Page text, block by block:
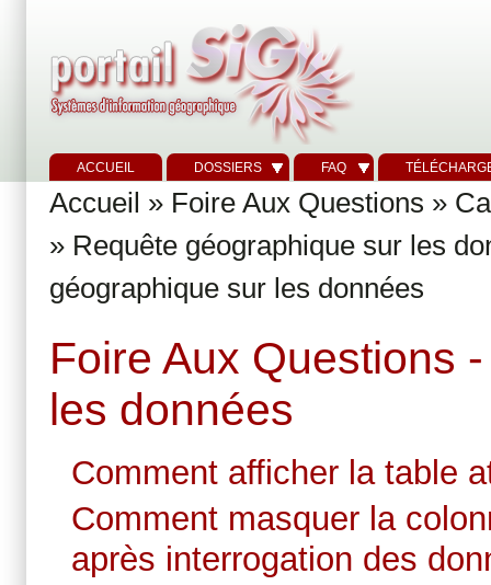
ACCUEIL DOSSIERS FAQ
Accueil » Foire Aux Questions »
» Requête géographique sur les
géographique sur les données
Foire Aux Questions
les données
Comment afficher la table
Comment masquer la
après interrogation des